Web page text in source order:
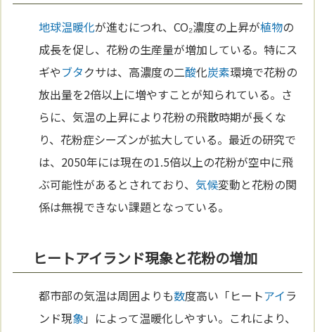
地球温暖化が進むにつれ、CO₂濃度の上昇が植物の
成長を促し、花粉の生産量が増加している。特にス
ギやブタクサは、高濃度の二酸化炭素環境で花粉の
放出量を2倍以上に増やすことが知られている。さ
らに、気温の上昇により花粉の飛散時期が長くな
り、花粉症シーズンが拡大している。最近の研究で
は、2050年には現在の1.5倍以上の花粉が空中に飛
ぶ可能性があるとされており、気候変動と花粉の関
係は無視できない課題となっている。
ヒートアイランド現象と花粉の増加
都市部の気温は周囲よりも数度高い「ヒートアイラ
ンド現象」によって温暖化しやすい。これにより、